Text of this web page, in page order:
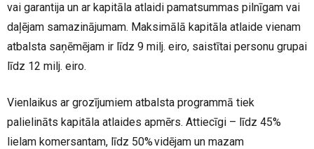
vai garantija un ar kapitāla atlaidi pamatsummas pilnīgam vai
daļējam samazinājumam. Maksimālā kapitāla atlaide vienam
atbalsta saņēmējam ir līdz 9 milj. eiro, saistītai personu grupai
līdz 12 milj. eiro.
Vienlaikus ar grozījumiem atbalsta programmā tiek
palielināts kapitāla atlaides apmērs. Attiecīgi – līdz 45%
lielam komersantam, līdz 50% vidējam un mazam